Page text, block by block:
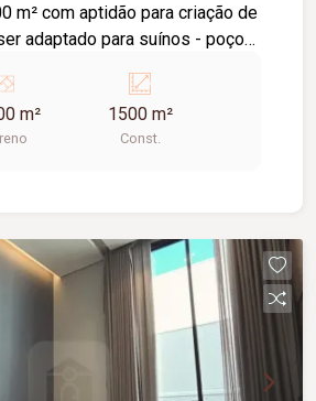
m² com aptidão para criação de
adaptado para suínos - poço
cercado com cerca paraguaia.
m²
1500 m²
Const.